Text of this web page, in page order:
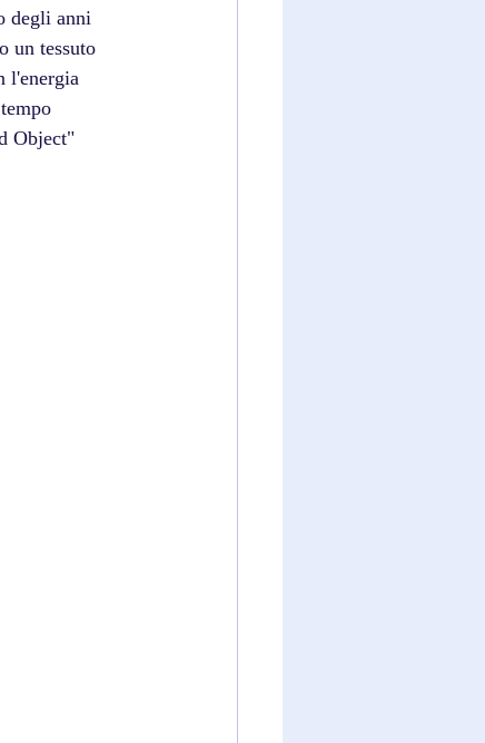
degli anni
un tessuto
l'energia
Object"